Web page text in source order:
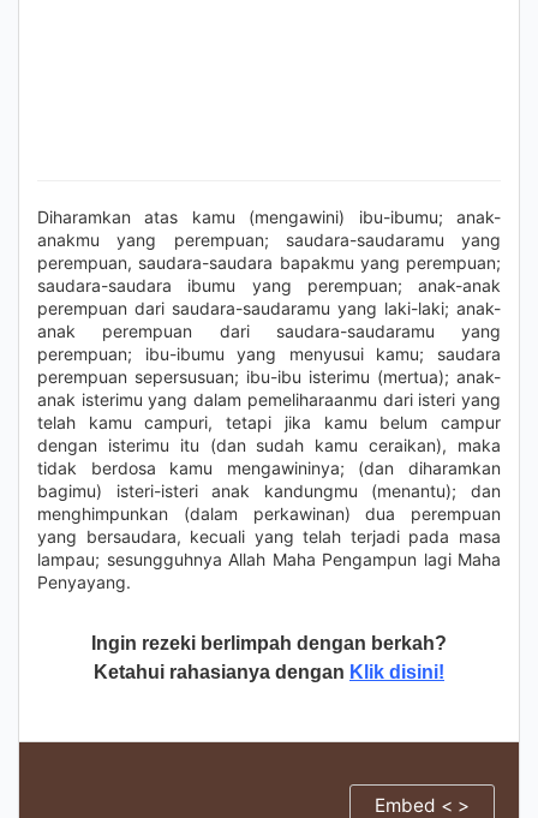
Diharamkan atas kamu (mengawini) ibu-ibumu; anak-
anakmu yang perempuan; saudara-saudaramu yang
perempuan, saudara-saudara bapakmu yang perempuan;
saudara-saudara ibumu yang perempuan; anak-anak
perempuan dari saudara-saudaramu yang laki-laki; anak-
anak perempuan dari saudara-saudaramu yang
perempuan; ibu-ibumu yang menyusui kamu; saudara
perempuan sepersusuan; ibu-ibu isterimu (mertua); anak-
anak isterimu yang dalam pemeliharaanmu dari isteri yang
telah kamu campuri, tetapi jika kamu belum campur
dengan isterimu itu (dan sudah kamu ceraikan), maka
tidak berdosa kamu mengawininya; (dan diharamkan
bagimu) isteri-isteri anak kandungmu (menantu); dan
menghimpunkan (dalam perkawinan) dua perempuan
yang bersaudara, kecuali yang telah terjadi pada masa
lampau; sesungguhnya Allah Maha Pengampun lagi Maha
Penyayang.
Ingin rezeki berlimpah dengan berkah?
Ketahui rahasianya dengan Klik disini!
Embed < >